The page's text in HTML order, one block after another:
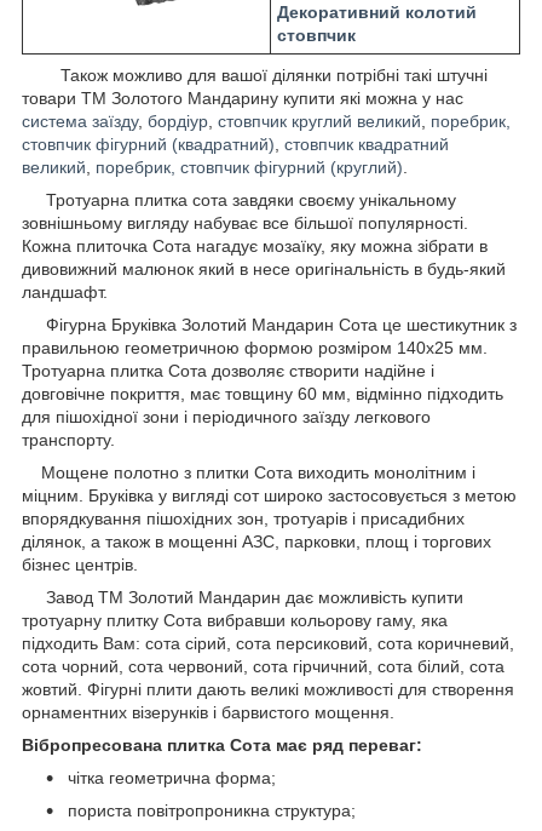
Декоративний колотий
стовпчик
Також можливо для вашої ділянки потрібні такі штучні
товари ТМ Золотого Мандарину купити які можна у нас
система заїзду, бордіур стовпчик круглий великий
поребрик,
стовпчик фігурний (квадратний) стовпчик квадратний
великий
поребрик, стовпчик фігурний (круглий)
Тротуарна плитка сота завдяки своєму унікальному
зовнішньому вигляду набуває все більшої популярності.
Кожна плиточка Сота нагадує мозаїку, яку можна зібрати в
дивовижний малюнок який в несе оригінальність в будь-який
ландшафт.
Фігурна Бруківка Золотий Мандарин Сота це шестикутник з
правильною геометричною формою розміром 140х25 мм.
Тротуарна плитка Сота дозволяє створити надійне і
довговічне покриття, має товщину 60 мм, відмінно підходить
для пішохідної зони і періодичного заїзду легкового
транспорту.
Мощене полотно з плитки Сота виходить монолітним і
міцним. Бруківка у вигляді сот широко застосовується з метою
впорядкування пішохідних зон, тротуарів і присадибних
ділянок, а також в мощенні АЗС, парковки, площ і торгових
бізнес центрів.
Завод ТМ Золотий Мандарин дає можливість купити
тротуарну плитку Сота вибравши кольорову гаму, яка
підходить Вам: сота сірий, сота персиковий, сота коричневий,
сота чорний, сота червоний, сота гірчичний, сота білий, сота
жовтий. Фігурні плити дають великі можливості для створення
орнаментних візерунків і барвистого мощення.
Вібропресована плитка Сота має ряд переваг:
чітка геометрична форма;
пориста повітропроникна структура;